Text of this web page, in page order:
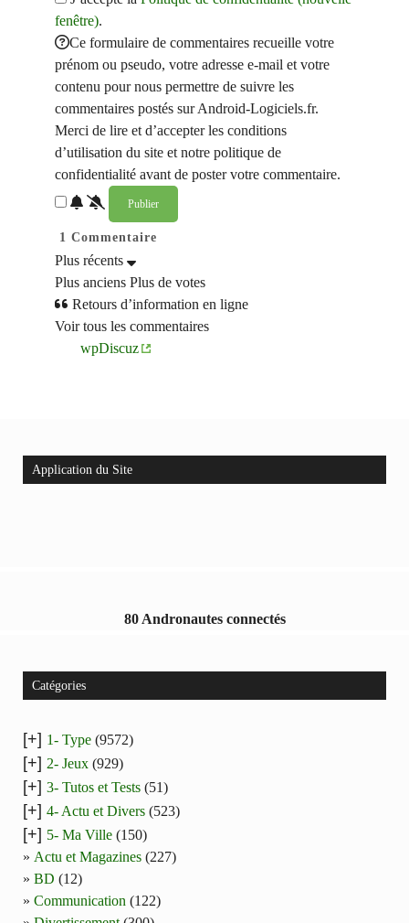
fenêtre).
Ce formulaire de commentaires recueille votre
prénom ou pseudo, votre adresse e-mail et votre
contenu pour nous permettre de suivre les
commentaires postés sur Android-Logiciels.fr.
Merci de lire et d’accepter les conditions
d’utilisation du site et notre politique de
confidentialité avant de poster votre commentaire.
1 Commentaire
Plus récents
Plus anciens Plus de votes
Retours d’information en ligne
Voir tous les commentaires
wpDiscuz
Application du Site
80 Andronautes connectés
Catégories
[+] 1- Type (9572)
[+] 2- Jeux (929)
[+] 3- Tutos et Tests (51)
[+] 4- Actu et Divers (523)
[+] 5- Ma Ville (150)
Actu et Magazines (227)
BD (12)
Communication (122)